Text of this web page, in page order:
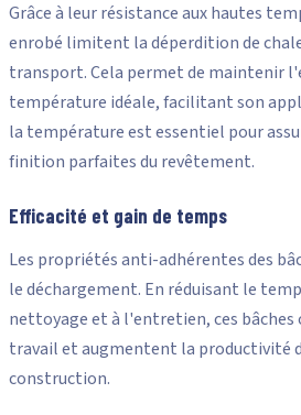
Grâce à leur résistance aux hautes
enrobé limitent la déperdition de
transport. Cela permet de maintenir
température idéale, facilitant son
la température est essentiel pour
finition parfaites du revêtement.
Efficacité et gain de temps
Les propriétés anti-adhérentes des
le déchargement. En réduisant le
nettoyage et à l'entretien, ces
travail et augmentent la productivité
construction.